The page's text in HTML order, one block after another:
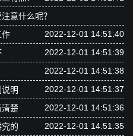
意什么呢？
2022-12-01 14:51:40
作
2022-12-01 14:51:39
2022-12-01 14:51:38
2022-12-01 14:51:37
明
2022-12-01 14:51:36
楚
2022-12-01 14:51:35
的